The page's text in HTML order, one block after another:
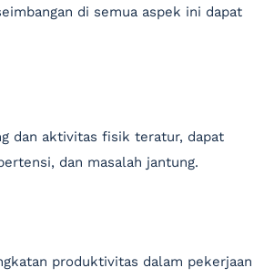
di semua aspek ini dapat
dan aktivitas fisik teratur, dapat
dan masalah jantung.
produktivitas dalam pekerjaan